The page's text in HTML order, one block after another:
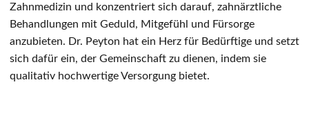
Zahnmedizin und konzentriert sich darauf, zahnärztliche
Behandlungen mit Geduld, Mitgefühl und Fürsorge
anzubieten. Dr. Peyton hat ein Herz für Bedürftige und setzt
sich dafür ein, der Gemeinschaft zu dienen, indem sie
qualitativ hochwertige Versorgung bietet.